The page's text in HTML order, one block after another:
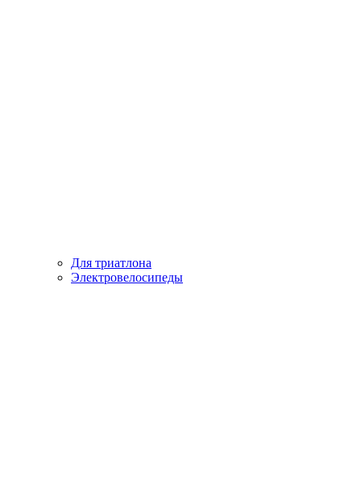
Для триатлона
Электровелосипеды